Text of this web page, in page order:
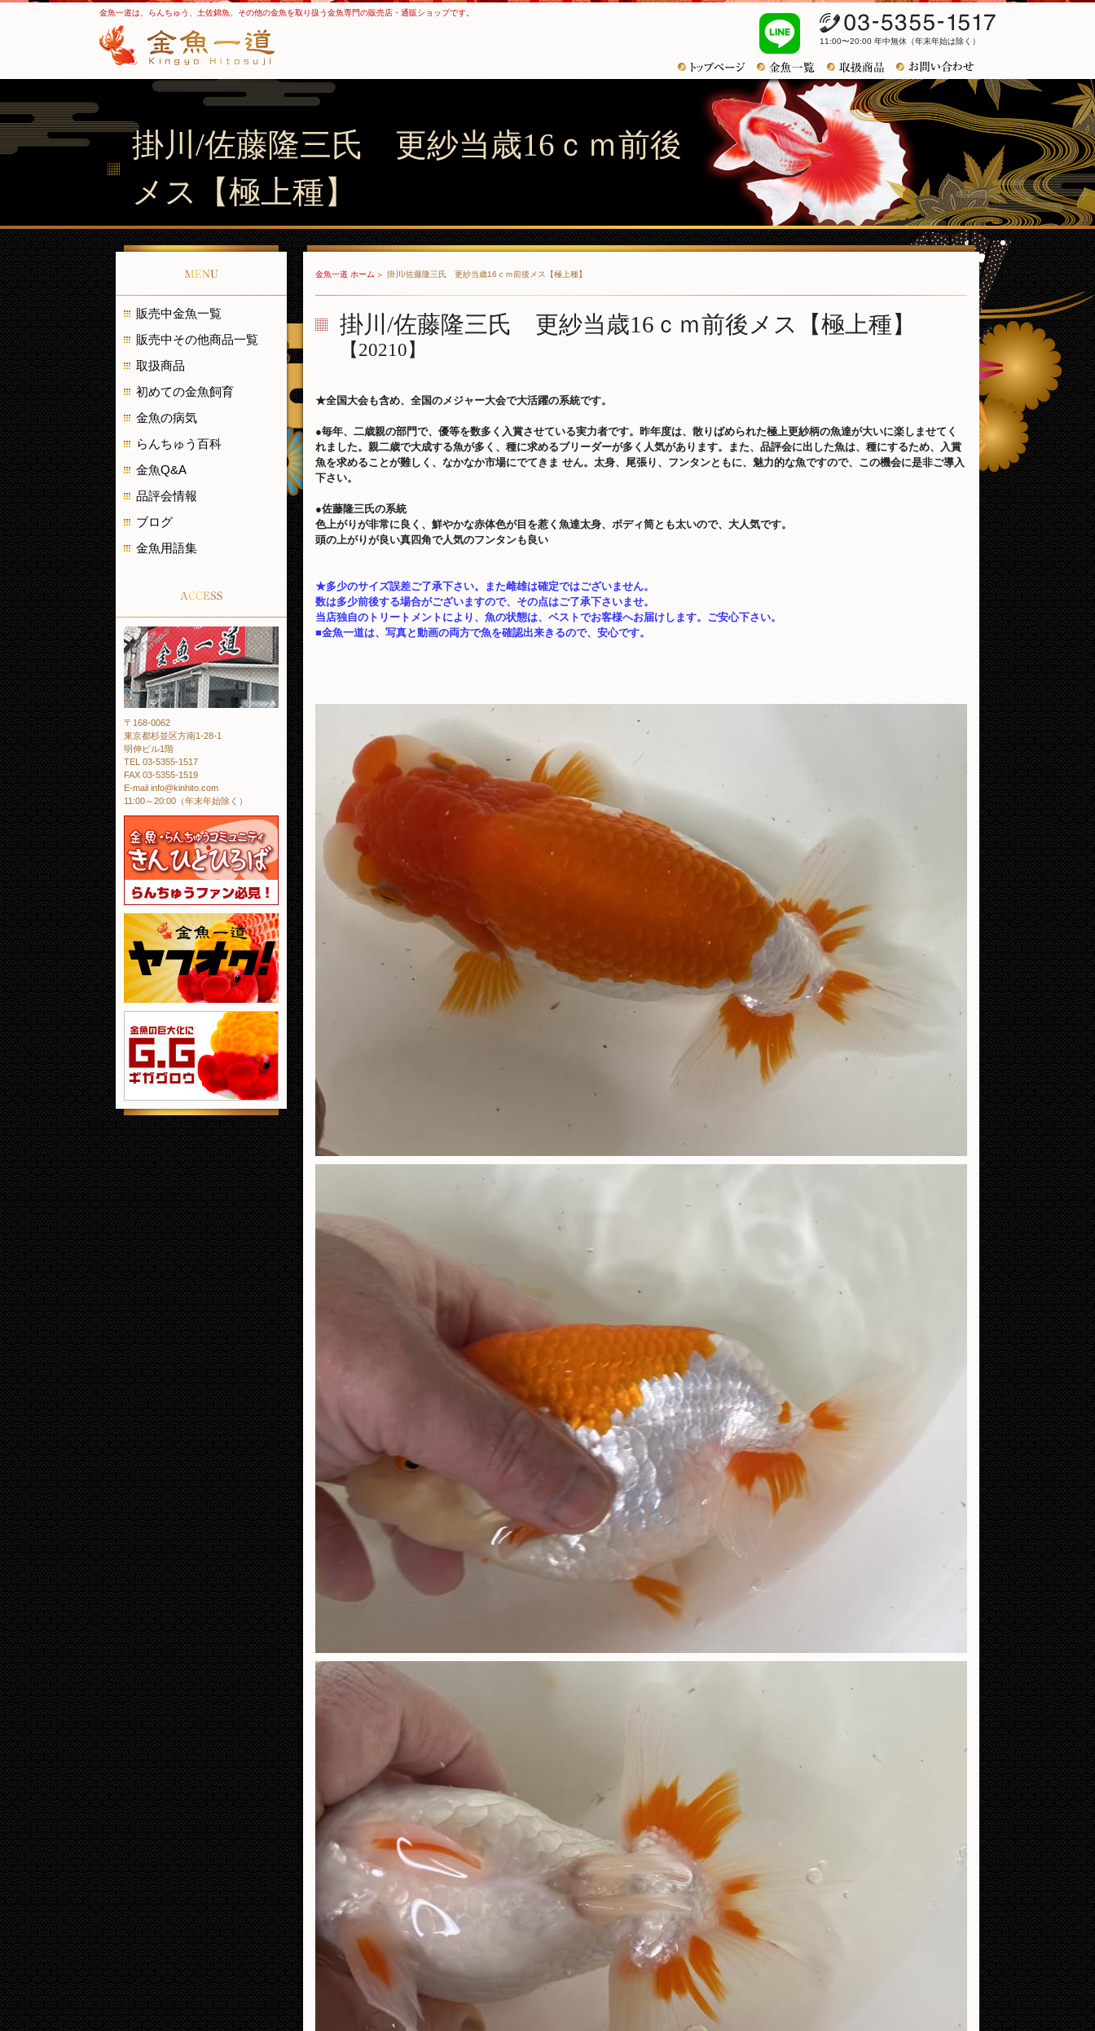
金魚一道は、らんちゅう、土佐錦魚、その他の金魚を取り扱う金魚専門の販売店・通販ショップです。
11:00〜20:00 年中無休（年末年始は除く）
トップページ 金魚一覧 おすすめ商品
掛川/佐藤隆三氏 更紗当歳16ｃｍ前後
メス【極上種】
金魚一道 ホーム 掛川/佐藤隆三氏 更紗当歳16ｃｍ前後メス【極上種】
掛川/佐藤隆三氏 更紗当歳16ｃｍ前後メス【極上種】
【20210】
★全国大会も含め、全国のメジャー大会で大活躍の系統です。
●毎年、二歳親の部門で、優等を数多く入賞させている実力者です。昨年度は、散りばめられた極上更紗柄の魚達が大いに楽しませてく
れました。親二歳で大成する魚が多く、種に求めるブリーダーが多く人気があります。また、品評会に出した魚は、種にするため、入賞
魚を求めることが難しく、なかなか市場にでてきま せん。太身、尾張り、フンタンともに、魅力的な魚ですので、この機会に是非ご導入
下さい。
●佐藤隆三氏の系統
色上がりが非常に良く、鮮やかな赤体色が目を惹く魚達太身、ボディ筒とも太いので、大人気です。
頭の上がりが良い真四角で人気のフンタンも良い
★多少のサイズ誤差ご了承下さい。また雌雄は確定ではございません。
数は多少前後する場合がございますので、その点はご了承下さいませ。
当店独自のトリートメントにより、魚の状態は、ベストでお客様へお届けします。ご安心下さい。
■金魚一道は、写真と動画の両方で魚を確認出来きるので、安心です。
MENU
販売中金魚一覧
販売中その他商品一覧
取扱商品
初めての金魚飼育
金魚の病気
らんちゅう百科
金魚Q&A
品評会情報
ブログ
金魚用語集
ACCESS
金魚一道
〒168-0062
東京都杉並区方南1-28-1
明伸ビル1階
TEL 03-5355-1517
FAX 03-5355-1519
E-mail info@kinhito.com
11:00～20:00（年末年始除く）
金魚・らんちゅうコミュニティ きんひとひろば